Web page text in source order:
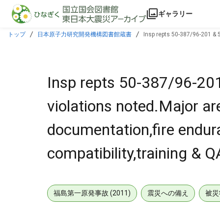
本文に飛ぶ
ギャラリー
トップ 日本原子力研究開発機構図書館蔵書
Insp repts 50-387/96-201
Insp repts 50-387/96-
violations noted.Major
documentation,fire
compatibility,training &
福島第一原発事故 (2011) 震災への備え 被災